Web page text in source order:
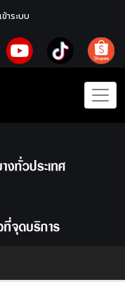
เข้าระบบ